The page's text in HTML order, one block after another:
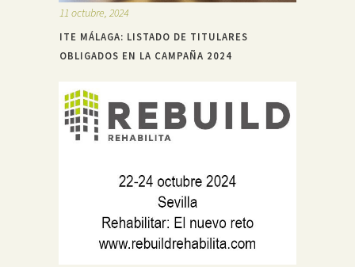
11 octubre, 2024
ITE MÁLAGA: LISTADO DE TITULARES
OBLIGADOS EN LA CAMPAÑA 2024